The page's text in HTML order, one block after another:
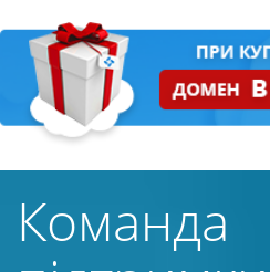
Команда